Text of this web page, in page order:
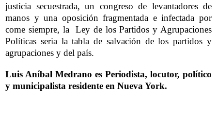
justicia secuestrada, un congreso de levantadores de
manos y una oposición fragmentada e infectada por
come siempre, la Ley de los Partidos y Agrupaciones
Políticas seria la tabla de salvación de los partidos y
agrupaciones y del país.
Luis Aníbal Medrano es Periodista, locutor, político
y municipalista residente en Nueva York.